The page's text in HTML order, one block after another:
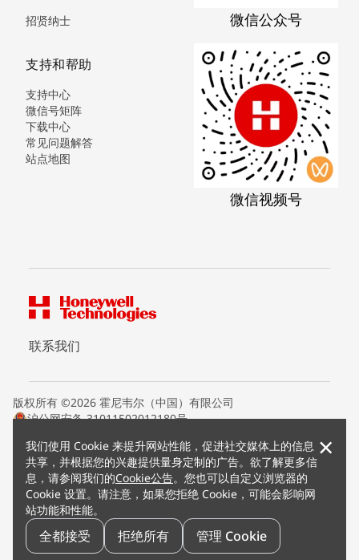
我们使用 Cookie 来提升网站性能，促进社交媒体上的信息
共享，并根据您的兴趣提供量身定制的广告。欲了解更多信
息，请参阅我们的Cookie公告。您也可以自定义浏览器的
Cookie 设置。请注意，如果您拒绝 Cookie，可能会影响网
站功能和性能。
全都接受 拒绝所有 管理 Cookie
×
招贤纳士
支持和帮助
支持中心
微信号矩阵
下载中心
常见问题解答
站点地图
微信公众号
微信视频号
联系我们
版权所有 ©2026 霍尼韦尔（中国）有限公司
沪公网安备 31011502012180号
条款条约
隐私声明
您的隐私选项
霍尼韦尔科技Cookie通知
退订
漏洞报告